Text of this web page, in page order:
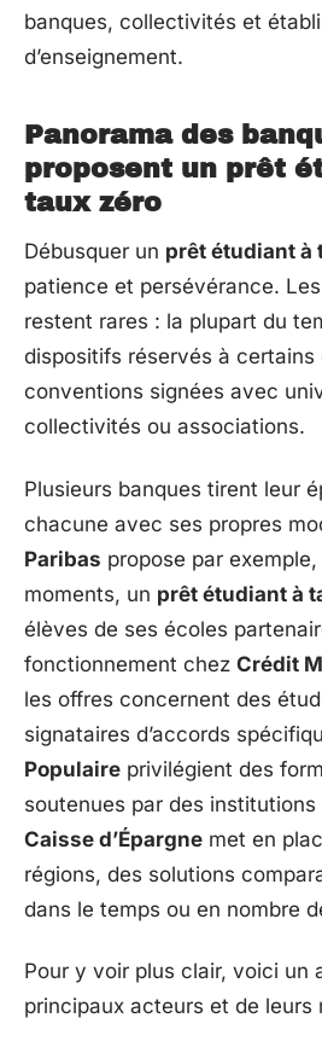
banques, collectivités et
d’enseignement.
Panorama des
proposent un prêt
taux zéro
Débusquer un prêt étudiant à
patience et persévérance.
restent rares : la plupart du
dispositifs réservés à certains
conventions signées avec
collectivités ou associations.
Plusieurs banques tirent leur
chacune avec ses propres
Paribas propose par
moments, un prêt étudiant à
élèves de ses écoles
fonctionnement chez Crédit
les offres concernent des
signataires d’accords
Populaire privilégient des
soutenues par des institutions
Caisse d’Épargne met en
régions, des solutions
dans le temps ou en nombre
Pour y voir plus clair, voici un
principaux acteurs et de leurs